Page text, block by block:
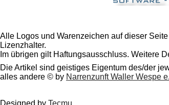
Alle Logos und Warenzeichen auf dieser
Lizenzhalter.
Im übrigen gilt Haftungsausschluss. Weitere
Die Artikel sind geistiges Eigentum des/der
alles andere © by Narrenzunft Waller Wespe